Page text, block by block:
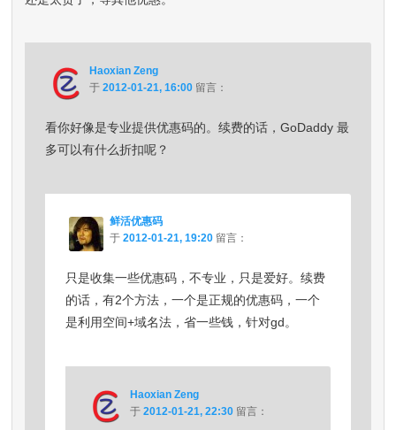
Haoxian Zeng
于2012-01-21, 16:00 留言：
看你好像是专业提供优惠码的。续费的话，GoDaddy 最
多可以有什么折扣呢？
鲜活优惠码
于 2012-01-21, 19:20 留言：
只是收集一些优惠码，不专业，只是爱好。续费
的话，有2个方法，一个是正规的优惠码，一个
是利用空间+域名法，省一些钱，针对gd。
Haoxian Zeng
于 2012-01-21, 22:30 留言：